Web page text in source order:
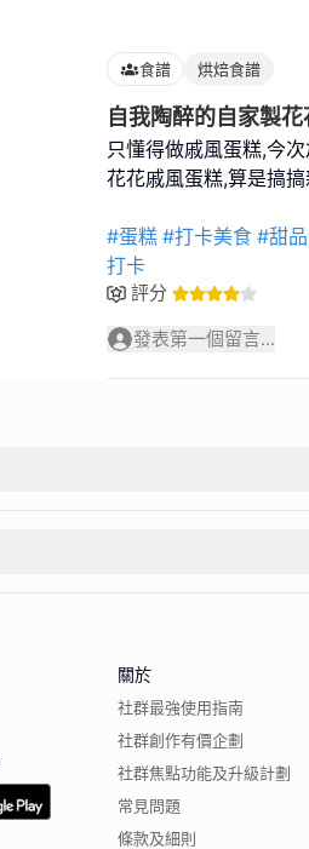
食譜 烘焙食譜
自我陶醉的自家製
只懂得做戚風蛋糕,今次
花花戚風蛋糕,算是搞
#蛋糕 #打卡美食 #甜品
打卡
評分
發表第一個留言...
關於
社群最強使用指南
社群創作有價企劃
社群焦點功能及升級計劃
常見問題
條款及細則